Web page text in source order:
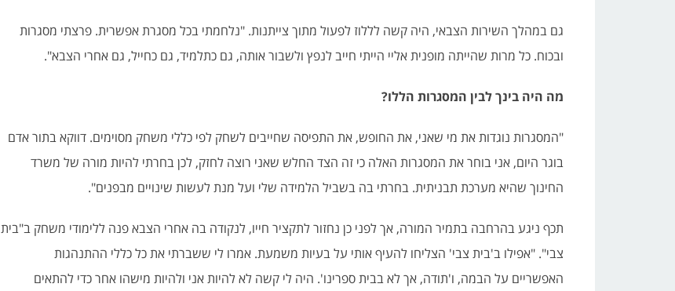
גם במהלך השירות הצבאי, היה קשה לללוז לפעול מתוך צייתנות. "נלחמתי בכל מסגרת אפשרית. פרצתי מסגרות
ובכוח. כל מרות שהייתה מופנית אליי הייתי חייב לנפץ ולשבור אותה, גם כתלמיד, גם כחייל, גם אחרי הצבא".
מה היה בינך לבין המסגרות הללו?
"המסגרות נוגדות את מי שאני, את החופש, את התפיסה שחייבים לשחק לפי כללי משחק מסוימים. דווקא בתור אדם
בוגר היום, אני בוחר את המסגרות האלה כי זה הצד החלש שאני רוצה לחזק, לכן בחרתי להיות מורה של משרד
החינוך שהיא מערכת תבניתית. בחרתי בה בשביל הלמידה שלי ועל מנת לעשות שינויים מבפנים".
תכף ניגע בהרחבה בתמיר המורה, אך לפני כן נחזור לתקציר חייו, לנקודה בה אחרי הצבא פנה ללימודי משחק ב"בית
צבי". "אפילו ב'בית צבי' הצליחו להעיף אותי על בעיות משמעת. אמרו לי ששברתי את כל כללי ההתנהגות
האפשריים על הבמה, ו'תודה, אך לא בבית ספרינו'. היה לי קשה לא להיות אני ולהיות מישהו אחר כדי להתאים